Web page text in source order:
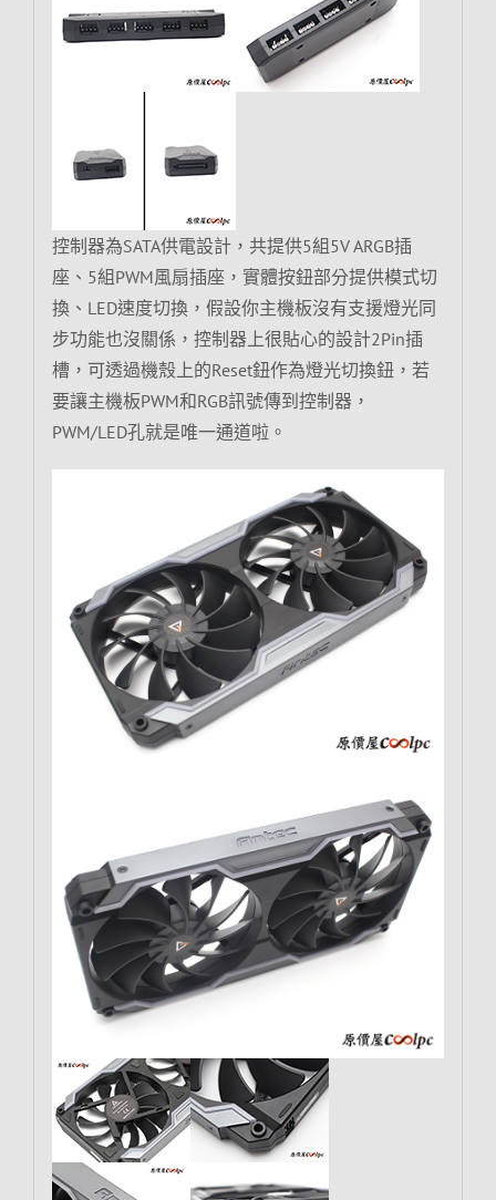
控制器為SATA供電設計，共提供5組5V ARGB插
座、5組PWM風扇插座，實體按鈕部分提供模式切
換、LED速度切換，假設你主機板沒有支援燈光同
步功能也沒關係，控制器上很貼心的設計2Pin插
槽，可透過機殼上的Reset鈕作為燈光切換鈕，若
要讓主機板PWM和RGB訊號傳到控制器，
PWM/LED孔就是唯一通道啦。